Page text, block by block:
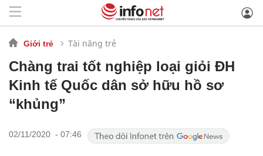
Giới trẻ Tài năng trẻ
Chàng trai tốt nghiệp loại giỏi ĐH
Kinh tế Quốc dân sở hữu hồ sơ
“khủng”
02/11/2020 - 07:46